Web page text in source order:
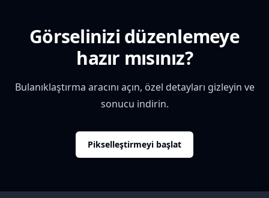
Görselinizi düzenlemeye
hazır mısınız?
Bulanıklaştırma aracını açın, özel detayları gizleyin ve
sonucu indirin.
Pikselleştirmeyi başlat